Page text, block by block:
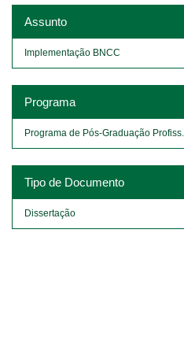
Assunto
Implementação BNCC
Programa
Programa de Pós-Graduação Profiss...
Tipo de Documento
Dissertação